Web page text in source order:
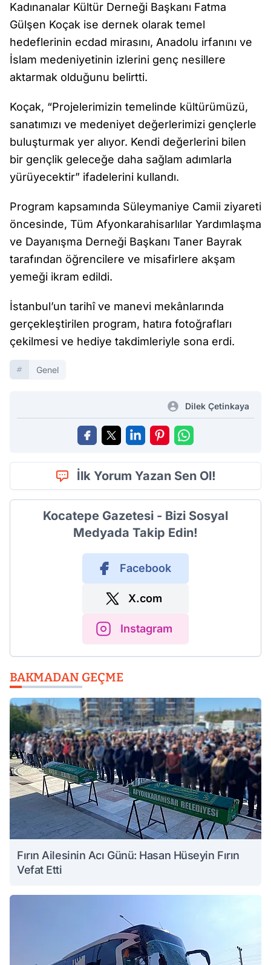
Kadınanalar Kültür Derneği Başkanı Fatma
Gülşen Koçak ise dernek olarak temel
hedeflerinin ecdad mirasını, Anadolu irfanını ve
İslam medeniyetinin izlerini genç nesillere
aktarmak olduğunu belirtti.
Koçak, “Projelerimizin temelinde kültürümüzü,
sanatımızı ve medeniyet değerlerimizi gençlerle
buluşturmak yer alıyor. Kendi değerlerini bilen
bir gençlik geleceğe daha sağlam adımlarla
yürüyecektir” ifadelerini kullandı.
Program kapsamında Süleymaniye Camii ziyareti
öncesinde, Tüm Afyonkarahisarlılar Yardımlaşma
ve Dayanışma Derneği Başkanı Taner Bayrak
tarafından öğrencilere ve misafirlere akşam
yemeği ikram edildi.
İstanbul’un tarihî ve manevi mekânlarında
gerçekleştirilen program, hatıra fotoğrafları
çekilmesi ve hediye takdimleriyle sona erdi.
Genel
Dilek Çetinkaya
İlk Yorum Yazan Sen Ol!
Kocatepe Gazetesi - Bizi Sosyal
Medyada Takip Edin!
Facebook
X.com
Instagram
BAKMADAN GEÇME
Fırın Ailesinin Acı Günü: Hasan Hüseyin Fırın
Vefat Etti